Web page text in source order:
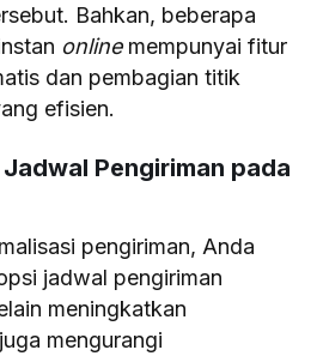
Bahkan, beberapa
onlinemempunyai fitur
dan pembagian titik
efisien.
Pengiriman pada
pengiriman, Anda
jadwal pengiriman
meningkatkan
mengurangi